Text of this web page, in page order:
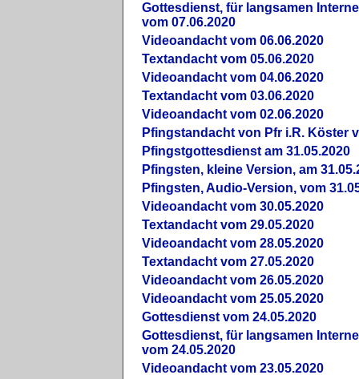
Gottesdienst, für langsamen
vom 07.06.2020
Videoandacht vom 06.06.2020
Textandacht vom 05.06.2020
Videoandacht vom 04.06.2020
Textandacht vom 03.06.2020
Videoandacht vom 02.06.2020
Pfingstandacht von Pfr i.R. Köster
Pfingstgottesdienst am 31.05.2020
Pfingsten, kleine Version, am
Pfingsten, Audio-Version, vom
Videoandacht vom 30.05.2020
Textandacht vom 29.05.2020
Videoandacht vom 28.05.2020
Textandacht vom 27.05.2020
Videoandacht vom 26.05.2020
Videoandacht vom 25.05.2020
Gottesdienst vom 24.05.2020
Gottesdienst, für langsamen
vom 24.05.2020
Videoandacht vom 23.05.2020